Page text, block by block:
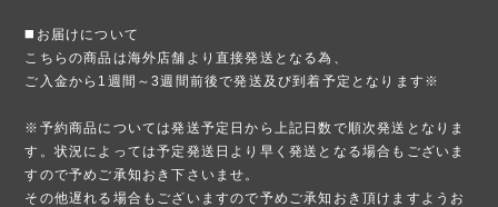
◼️お届けについて
こちらの商品は海外店舗より直接発送となる為、
ご入金から1週間～3週間前後で発送及び到着予定となります※
※予約商品については発送予定日から上記日数で順次発送となりま
す。状況によっては予定発送日より早く発送となる場合もございま
すので予めご承知おき下さいませ。
その他遅れる場合もございますので予めご承知おき頂けますようお